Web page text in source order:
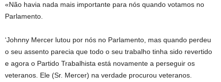
«Não havia nada mais importante para nós quando votamos no
Parlamento.
‘Johnny Mercer lutou por nós no Parlamento, mas quando perdeu
o seu assento parecia que todo o seu trabalho tinha sido revertido
e agora o Partido Trabalhista está novamente a perseguir os
veteranos. Ele (Sr. Mercer) na verdade procurou veteranos.